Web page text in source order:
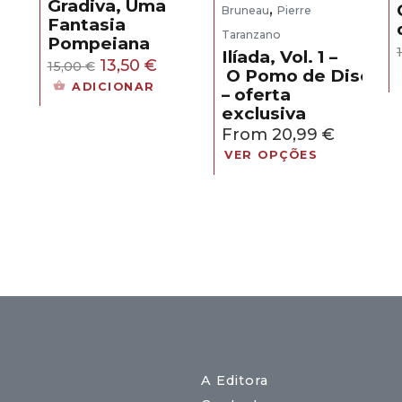
Gradiva, Uma
Fantasia
Pompeiana
15,00€ O
preço
13,50 €O
ADICIONAR
Bruneau,Pierre
Taranzano
Ilíada, Vol. 1 –
O Pomo de
– oferta
exclusiva
From20,99€
VER OPÇÕES
A Editora